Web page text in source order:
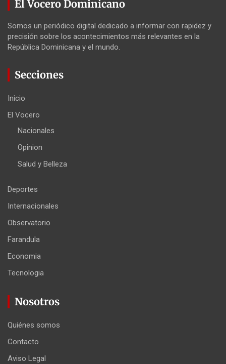
El Vocero Dominicano
Somos un periódico digital dedicado a informar con rapidez y
precisión sobre los acontecimientos más relevantes en la
República Dominicana y el mundo.
Secciones
Inicio
El Vocero
Nacionales
Opinion
Salud y Belleza
Deportes
Internacionales
Observatorio
Farandula
Economia
Tecnologia
Nosotros
Quiénes somos
Contacto
Aviso Legal